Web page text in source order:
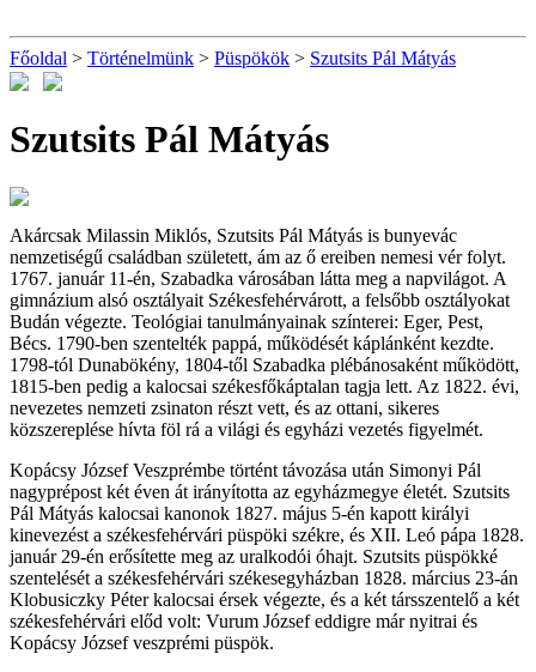
Főoldal > Történelmünk > Püspökök > Szutsits Pál Mátyás
Szutsits Pál Mátyás
Akárcsak Milassin Miklós, Szutsits Pál Mátyás is bunyevác
nemzetiségű családban született, ám az ő ereiben nemesi vér folyt.
1767. január 11-én, Szabadka városában látta meg a napvilágot. A
gimnázium alsó osztályait Székesfehérvárott, a felsőbb osztályokat
Budán végezte. Teológiai tanulmányainak színterei: Eger, Pest,
Bécs. 1790-ben szentelték pappá, működését káplánként kezdte.
1798-tól Dunabökény, 1804-től Szabadka plébánosaként működött,
1815-ben pedig a kalocsai székesfőkáptalan tagja lett. Az 1822. évi,
nevezetes nemzeti zsinaton részt vett, és az ottani, sikeres
közszereplése hívta föl rá a világi és egyházi vezetés figyelmét.
Kopácsy József Veszprémbe történt távozása után Simonyi Pál
nagyprépost két éven át irányította az egyházmegye életét. Szutsits
Pál Mátyás kalocsai kanonok 1827. május 5-én kapott királyi
kinevezést a székesfehérvári püspöki székre, és XII. Leó pápa 1828.
január 29-én erősítette meg az uralkodói óhajt. Szutsits püspökké
szentelését a székesfehérvári székesegyházban 1828. március 23-án
Klobusiczky Péter kalocsai érsek végezte, és a két társszentelő a két
székesfehérvári előd volt: Vurum József eddigre már nyitrai és
Kopácsy József veszprémi püspök.